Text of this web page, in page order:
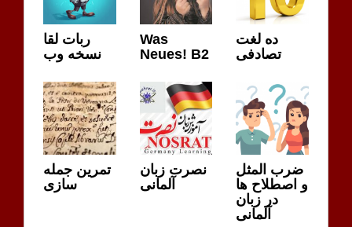
ربات لقا
نسخه وب
Was
Neues! B2
ده لغت
تصادفی
تمرین جمله
سازی
نصرت زبان
آلمانی
ضرب المثل
و اصطلاح ها
در زبان
آلمانی